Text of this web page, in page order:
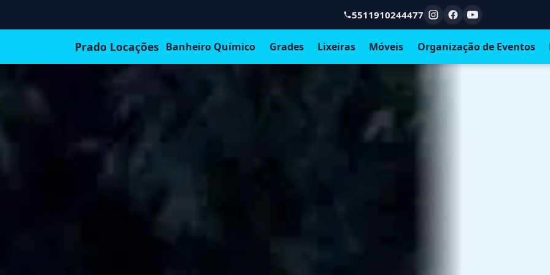
5511910244477
Prado Locações Banheiro Químico Grades Lixeiras Móveis Organização de Eventos